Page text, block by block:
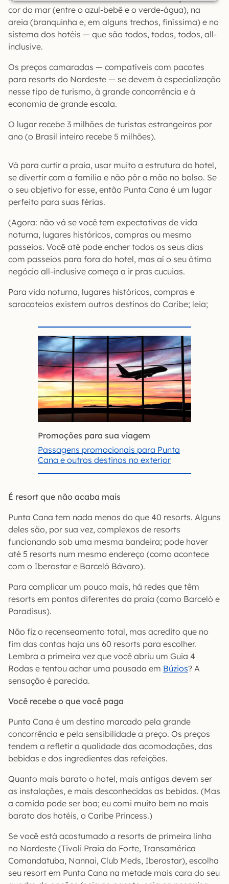
cor do mar (entre o azul-bebê e o verde-água), na
areia (branquinha e, em alguns trechos, finíssima) e no
sistema dos hotéis — que são todos, todos, todos, all-
inclusive.
Os preços camaradas — compatíveis com pacotes
para resorts do Nordeste — se devem à especialização
nesse tipo de turismo, à grande concorrência e à
economia de grande escala.
O lugar recebe 3 milhões de turistas estrangeiros por
ano (o Brasil inteiro recebe 5 milhões).
Vá para curtir a praia, usar muito a estrutura do hotel,
se divertir com a família e não pôr a mão no bolso. Se
o seu objetivo for esse, então Punta Cana é um lugar
perfeito para suas férias.
(Agora: não vá se você tem expectativas de vida
noturna, lugares históricos, compras ou mesmo
passeios. Você até pode encher todos os seus dias
com passeios para fora do hotel, mas aí o seu ótimo
negócio all-inclusive começa a ir pras cucuias.
Para vida noturna, lugares históricos, compras e
saracoteios existem outros destinos do Caribe; leia;
Promoções para sua viagem
Passagens promocionais para Punta
Cana e outros destinos no exterior
É resort que não acaba mais
Punta Cana tem nada menos do que 40 resorts. Alguns
deles são, por sua vez, complexos de resorts
funcionando sob uma mesma bandeira; pode haver
até 5 resorts num mesmo endereço (como acontece
com o Iberostar e Barceló Bávaro).
Para complicar um pouco mais, há redes que têm
resorts em pontos diferentes da praia (como Barceló e
Paradisus).
Não fiz o recenseamento total, mas acredito que no
fim das contas haja uns 60 resorts para escolher.
Lembra a primeira vez que você abriu um Guia 4
Rodas e tentou achar uma pousada em Búzios? A
sensação é parecida.
Você recebe o que você paga
Punta Cana é um destino marcado pela grande
concorrência e pela sensibilidade a preço. Os preços
tendem a refletir a qualidade das acomodações, das
bebidas e dos ingredientes das refeições.
Quanto mais barato o hotel, mais antigas devem ser
as instalações, e mais desconhecidas as bebidas. (Mas
a comida pode ser boa; eu comi muito bem no mais
barato dos hotéis, o Caribe Princess.)
Se você está acostumado a resorts de primeira linha
no Nordeste (Tivoli Praia do Forte, Transamérica
Comandatuba, Nannai, Club Meds, Iberostar), escolha
seu resort em Punta Cana na metade mais cara do seu